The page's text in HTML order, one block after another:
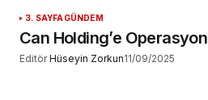
3. SAYFA GÜNDEM
Can Holding’e Operasyon
Editör Hüseyin Zorkun11/09/2025